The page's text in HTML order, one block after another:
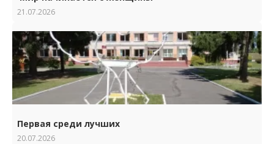
21.07.2026
Первая среди лучших
20.07.2026